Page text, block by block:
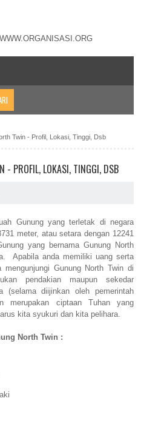
Twin - Profil, Lokasi, Tinggi, Dsb
- PROFIL, LOKASI, TINGGI, DSB
Gunung yang terletak di negara
meter, atau setara dengan 12241
yang bernama Gunung North
Apabila anda memiliki uang serta
Gunung North Twin di
pendakian maupun sekedar
(selama diijinkan oleh pemerintah
merupakan ciptaan Tuhan yang
kita syukuri dan kita pelihara.
North Twin :